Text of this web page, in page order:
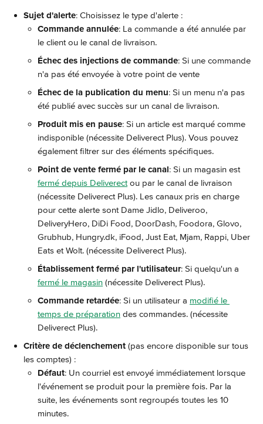
Sujet d'alerte: Choisissez le type d'alerte :
Commande annulée: La commande a été annulée par
le client ou le canal de livraison.
Échec des injections de commande: Si une commande
n'a pas été envoyée à votre point de vente
Échec de la publication du menu: Si un menu n'a pas
été publié avec succès sur un canal de livraison.
Produit mis en pause: Si un article est marqué comme
indisponible (nécessite Deliverect Plus). Vous pouvez
également filtrer sur des éléments spécifiques.
Point de vente fermé par le canal: Si un magasin est
fermé depuis Deliverect ou par le canal de livraison
(nécessite Deliverect Plus). Les canaux pris en charge
pour cette alerte sont Dame Jidlo, Deliveroo,
DeliveryHero, DiDi Food, DoorDash, Foodora, Glovo,
Grubhub, Hungry.dk, iFood, Just Eat, Mjam, Rappi, Uber
Eats et Wolt. (nécessite Deliverect Plus).
Établissement fermé par l'utilisateur: Si quelqu'un a
fermé le magasin (nécessite Deliverect Plus).
Commande retardée: Si un utilisateur a modifié le
temps de préparation des commandes. (nécessite
Deliverect Plus).
Critère de déclenchement (pas encore disponible sur tous
les comptes) :
Défaut: Un courriel est envoyé immédiatement lorsque
l'événement se produit pour la première fois. Par la
suite, les événements sont regroupés toutes les 10
minutes.